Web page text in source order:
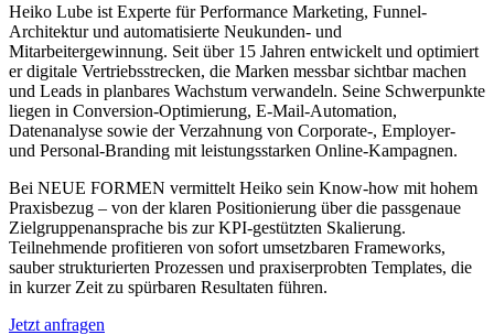
Heiko Lube ist Experte für Performance Marketing, Funnel-
Architektur und automatisierte Neukunden- und
Mitarbeitergewinnung. Seit über 15 Jahren entwickelt und optimiert
er digitale Vertriebsstrecken, die Marken messbar sichtbar machen
und Leads in planbares Wachstum verwandeln. Seine Schwerpunkte
liegen in Conversion-Optimierung, E-Mail-Automation,
Datenanalyse sowie der Verzahnung von Corporate-, Employer-
und Personal-Branding mit leistungsstarken Online-Kampagnen.
Bei NEUE FORMEN vermittelt Heiko sein Know-how mit hohem
Praxisbezug – von der klaren Positionierung über die passgenaue
Zielgruppenansprache bis zur KPI-gestützten Skalierung.
Teilnehmende profitieren von sofort umsetzbaren Frameworks,
sauber strukturierten Prozessen und praxiserprobten Templates, die
in kurzer Zeit zu spürbaren Resultaten führen.
Jetzt anfragen